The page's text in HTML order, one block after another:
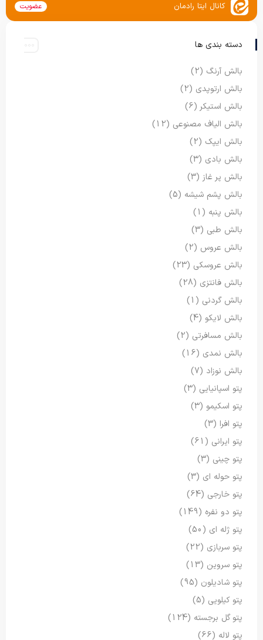
کانال ایتا رادمان عضویت
دسته بندی ها
بالش آرنگ (2)
بالش ارتوپدی (2)
بالش استیکر (6)
بالش الیاف مصنوعی (12)
بالش ایپک (2)
بالش بادی (3)
بالش پر غاز (3)
بالش پشم شیشه (5)
بالش پنبه (1)
بالش طبی (3)
بالش عروس (2)
بالش عروسکی (23)
بالش فانتزی (28)
بالش گردنی (1)
بالش لایکو (4)
بالش مسافرتی (2)
بالش نمدی (16)
بالش نوزاد (7)
پتو اسپانیایی (3)
پتو اسکیمو (3)
پتو افرا (3)
پتو ایرانی (61)
پتو چینی (3)
پتو حوله ای (3)
پتو خارجی (64)
پتو دو نفره (149)
پتو ژله ای (50)
پتو سربازی (22)
پتو سروین (13)
پتو شادیلون (95)
پتو کیلویی (5)
پتو گل برجسته (124)
پتو لاله (66)